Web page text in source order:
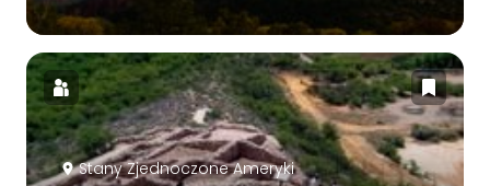
Stany Zjednoczone Ameryki